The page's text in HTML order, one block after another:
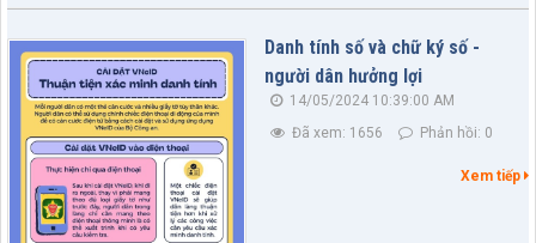
Danh tính số và chữ ký số -
người dân hưởng lợi
14/05/2024 10:39:00 AM
Đã xem: 1656
Phản hồi: 0
Xem tiếp